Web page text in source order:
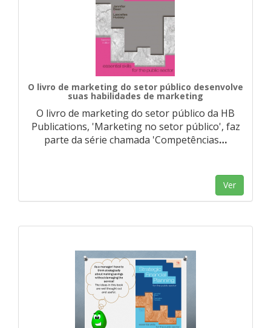
O livro de marketing do setor público desenvolve
suas habilidades de marketing
O livro de marketing do setor público da HB
Publications, 'Marketing no setor público', faz
parte da série chamada 'Competências…
Ver